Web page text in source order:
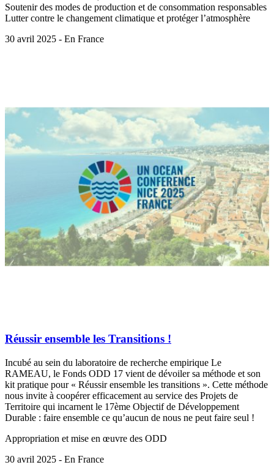
Soutenir des modes de production et de consommation responsables
Lutter contre le changement climatique et protéger l’atmosphère
30 avril 2025 - En France
Réussir ensemble les Transitions !
Incubé au sein du laboratoire de recherche empirique Le
RAMEAU, le Fonds ODD 17 vient de dévoiler sa méthode et son
kit pratique pour « Réussir ensemble les transitions ». Cette méthode
nous invite à coopérer efficacement au service des Projets de
Territoire qui incarnent le 17ème Objectif de Développement
Durable : faire ensemble ce qu’aucun de nous ne peut faire seul !
Appropriation et mise en œuvre des ODD
30 avril 2025 - En France